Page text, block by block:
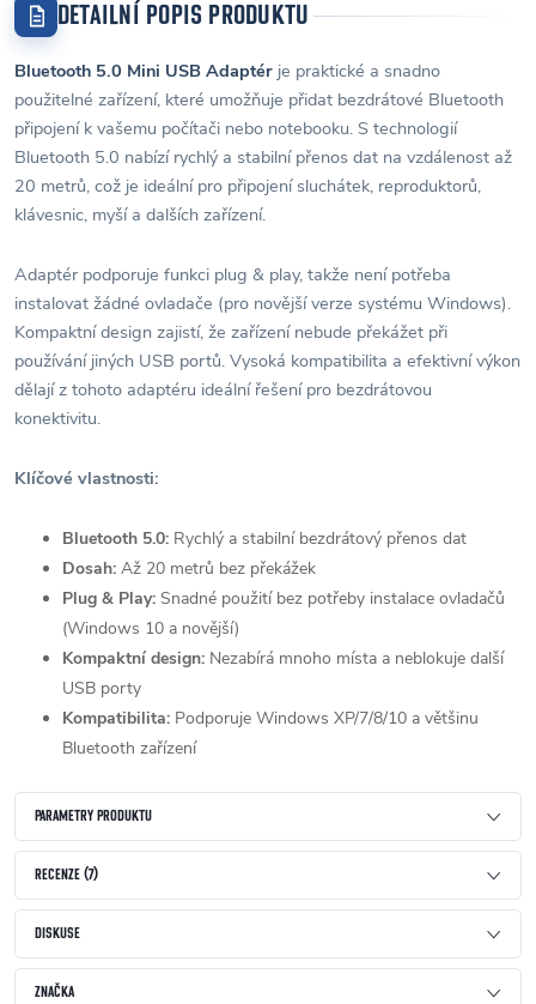
DETAILNÍ POPIS PRODUKTU
Bluetooth 5.0 Mini USB Adaptér je praktické a snadno
použitelné zařízení, které umožňuje přidat bezdrátové Bluetooth
připojení k vašemu počítači nebo notebooku. S technologií
Bluetooth 5.0 nabízí rychlý a stabilní přenos dat na vzdálenost až
20 metrů, což je ideální pro připojení sluchátek, reproduktorů,
klávesnic, myší a dalších zařízení.
Adaptér podporuje funkci plug & play, takže není potřeba
instalovat žádné ovladače (pro novější verze systému Windows).
Kompaktní design zajistí, že zařízení nebude překážet při
používání jiných USB portů. Vysoká kompatibilita a efektivní výkon
dělají z tohoto adaptéru ideální řešení pro bezdrátovou
konektivitu.
Klíčové vlastnosti:
Bluetooth 5.0: Rychlý a stabilní bezdrátový přenos dat
Dosah: Až 20 metrů bez překážek
Plug & Play: Snadné použití bez potřeby instalace ovladačů
(Windows 10 a novější)
Kompaktní design: Nezabírá mnoho místa a neblokuje další
USB porty
Kompatibilita: Podporuje Windows XP/7/8/10 a většinu
Bluetooth zařízení
PARAMETRY PRODUKTU
RECENZE (7)
DISKUSE
ZNAČKA